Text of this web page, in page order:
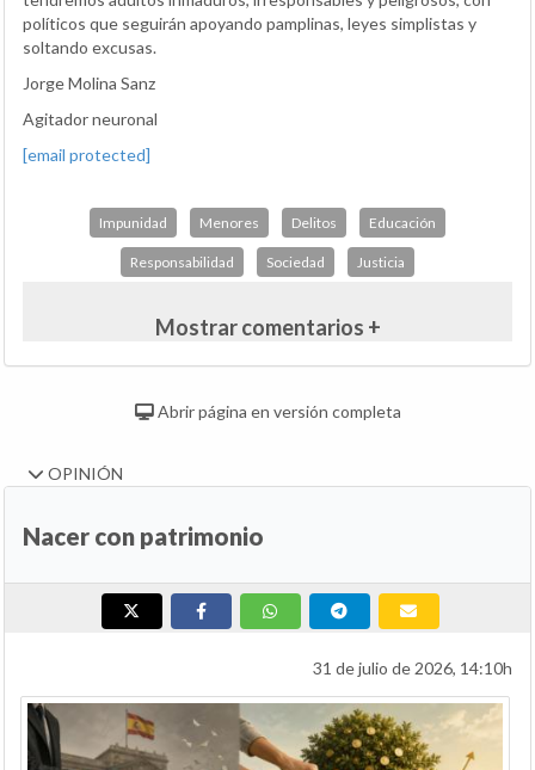
políticos que seguirán apoyando pamplinas, leyes simplistas y
soltando excusas.
Jorge Molina Sanz
Agitador neuronal
[email protected]
Impunidad Menores Delitos Educación
Responsabilidad Sociedad Justicia
Mostrar comentarios +
Abrir página en versión completa
OPINIÓN
Nacer con patrimonio
31 de julio de 2026, 14:10h